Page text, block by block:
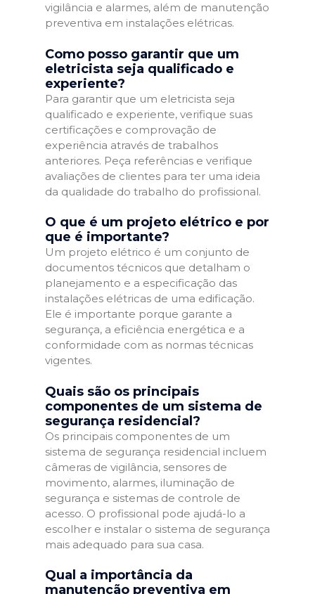
vigilância e alarmes, além de manutenção
preventiva em instalações elétricas.
Como posso garantir que um
eletricista seja qualificado e
experiente?
Para garantir que um eletricista seja
qualificado e experiente, verifique suas
certificações e comprovação de
experiência através de trabalhos
anteriores. Peça referências e verifique
avaliações de clientes para ter uma ideia
da qualidade do trabalho do profissional.
O que é um projeto elétrico e por
que é importante?
Um projeto elétrico é um conjunto de
documentos técnicos que detalham o
planejamento e a especificação das
instalações elétricas de uma edificação.
Ele é importante porque garante a
segurança, a eficiência energética e a
conformidade com as normas técnicas
vigentes.
Quais são os principais
componentes de um sistema de
segurança residencial?
Os principais componentes de um
sistema de segurança residencial incluem
câmeras de vigilância, sensores de
movimento, alarmes, iluminação de
segurança e sistemas de controle de
acesso. O profissional pode ajudá-lo a
escolher e instalar o sistema de segurança
mais adequado para sua casa.
Qual a importância da
manutenção preventiva em